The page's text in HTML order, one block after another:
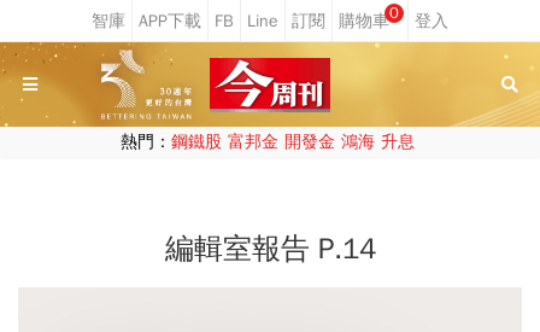
0
熱門： 鋼鐵股 富邦金 開發金 鴻海 升息
編輯室報告 P.14